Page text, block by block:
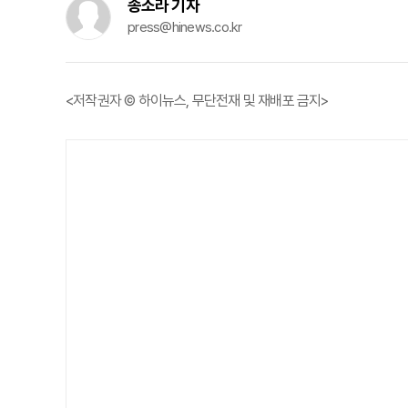
송소라 기자
press@hinews.co.kr
<저작권자 © 하이뉴스, 무단전재 및 재배포 금지>